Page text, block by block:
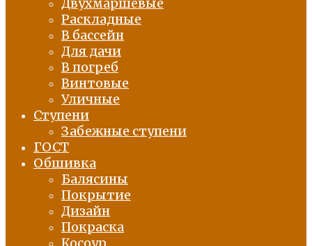
Раскладные
В бассейн
Для дачи
В погреб
Винтовые
Уличные
Ступени
Забежные ступени
ГОСТ
Обшивка
Балясины
Покрытие
Дизайн
Покраска